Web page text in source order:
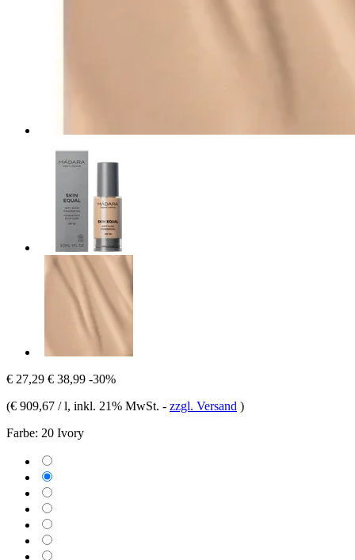
€ 27,29 € 38,99 -30%
(€ 909,67 / l, inkl. 21% MwSt. - zzgl. Versand )
Farbe: 20 Ivory